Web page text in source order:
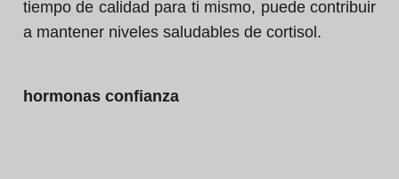
tiempo de calidad para ti mismo, puede contribuir
a mantener niveles saludables de cortisol.
hormonas confianza